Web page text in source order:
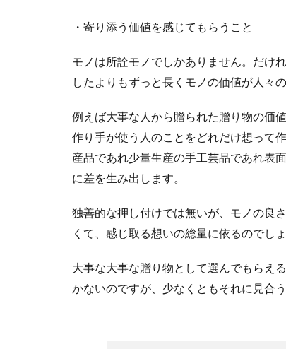
・寄り添う価値を感じてもらうこと
モノは所詮モノでしかありません。だけ
したよりもずっと長くモノの価値が人々
例えば大事な人から贈られた贈り物の価
作り手が使う人のことをどれだけ想って
産品であれ少量生産の手工芸品であれ表
に差を生み出します。
独善的な押し付けでは無いが、モノの良
くて、感じ取る想いの総量に依るのでしょ
大事な大事な贈り物として選んでもらえ
かないのですが、少なくともそれに見合